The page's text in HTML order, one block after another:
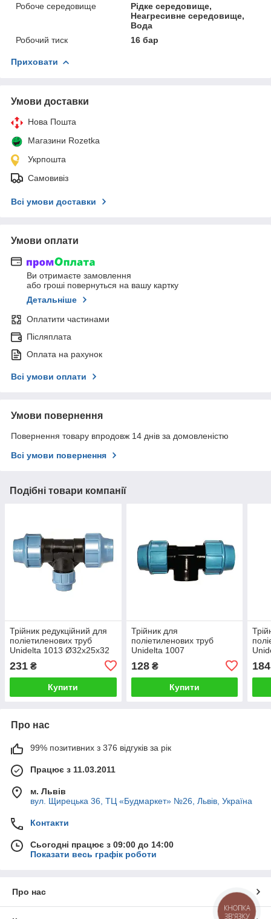
Робоче середовище
Рідке середовище,
Неагресивне середовище,
Вода
Робочий тиск
16 бар
Приховати
Умови доставки
Нова Пошта
Магазини Rozetka
Укрпошта
Самовивіз
Всі умови доставки
Умови оплати
Ви отримаєте замовлення
або гроші повернуться на вашу картку
Детальніше
Оплатити частинами
Післяплата
Оплата на рахунок
Всі умови оплати
Умови повернення
Повернення товару впродовж 14 днів за домовленістю
Всі умови повернення
Подібні товари компанії
Трійник редукційний для
поліетиленових труб
Unidelta 1013 Ø32х25х32
PN16 PP-B з УФ захистом
(67374)
231 ₴
Купити
Трійник для
поліетиленових труб
Unidelta 1007
Ø25х3/4"Вх25 PN16 PP-B з
внутрішньою різьбою і УФ
захистом (67258)
128₴
Купити
184
Про нас
99% позитивних з 376 відгуків за рік
Працює з 11.03.2011
м. Львів
вул. Щирецька 36, ТЦ «Будмаркет» №26, Львів, Україна
Контакти
Сьогодні працює з 09:00 до 14:00
Показати весь графік роботи
Про нас
КНОПКА
ЗВ'ЯЗКУ